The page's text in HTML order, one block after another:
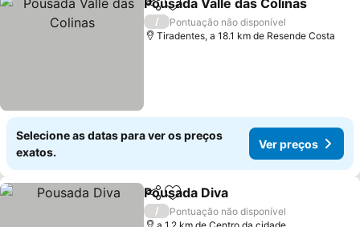
PartilharAdicionar aos favoritos
Pousada Valle das Colinas
/
Pontuação não disponível
Tiradentes, a 18.1 km de Resende Costa
Selecione as datas para ver os preços
exatos.
Ver preços
PartilharAdicionar aos favoritos
Pousada Diva
/
Pontuação não disponível